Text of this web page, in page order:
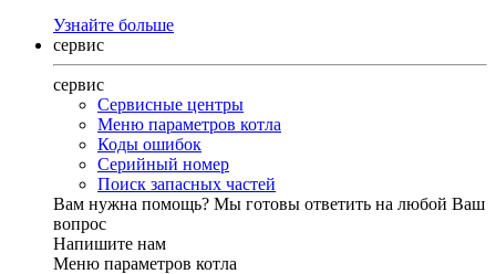
Узнайте больше
сервис
сервис
Сервисные центры
Меню параметров котла
Коды ошибок
Серийный номер
Поиск запасных частей
Вам нужна помощь? Мы готовы ответить на любой Ваш
вопрос
Напишите нам
Меню параметров котла